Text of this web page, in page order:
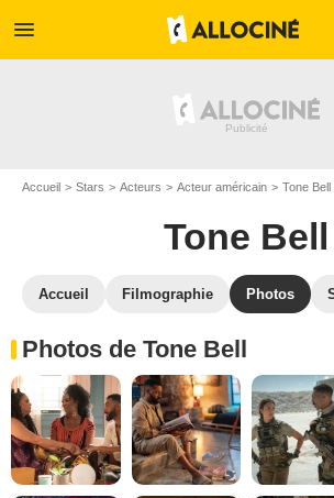
menu
Accueil Stars Acteurs Acteur américain Tone Bell
Tone Bell
Accueil Filmographie Photos
Photos de Tone Bell